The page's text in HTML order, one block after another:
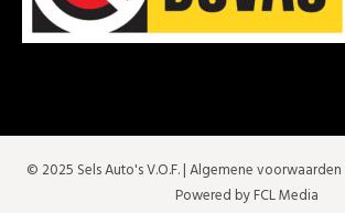
© 2025 Sels Auto's V.O.F. |Algemene voorwaarden
Powered by FCL Media